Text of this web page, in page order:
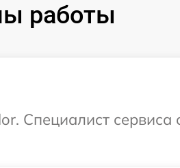
работы
Специалист